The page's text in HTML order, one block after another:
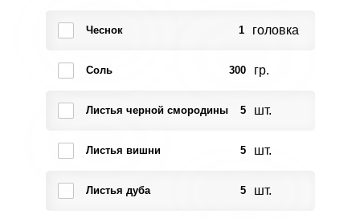
Чеснок 1 головка
Соль 300 гр.
Листья черной смородины 5 шт.
Листья вишни 5 шт.
Листья дуба 5 шт.